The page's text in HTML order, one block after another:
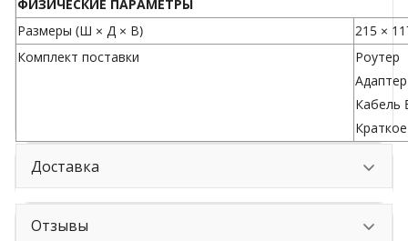
ФИЗИЧЕСКИЕ ПАРАМЕТРЫ
Размеры (Ш × Д × В)
215 ×
Комплект поставки
Роутер
Кабель
Доставка
Отзывы